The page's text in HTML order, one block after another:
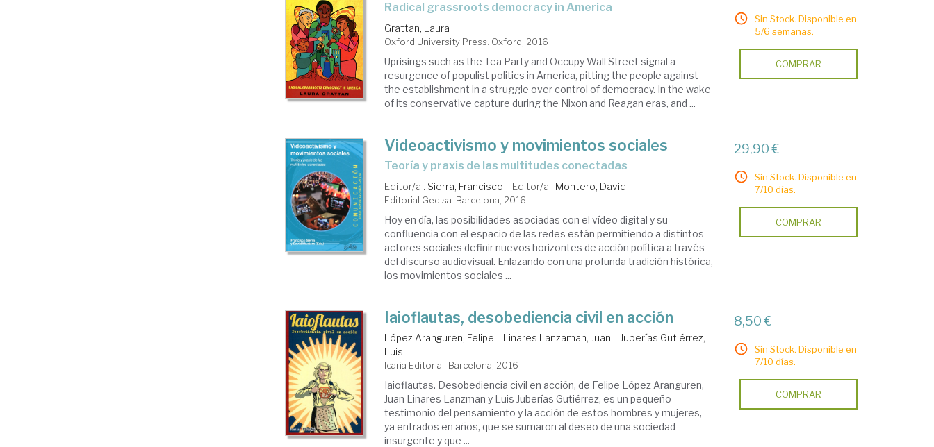
radical grassroots democracy in America
Grattan, Laura
Oxford University Press. Oxford, 2016
Uprisings such as the Tea Party and Occupy Wall Street signal a
resurgence of populist politics in America, pitting the people against
the establishment in a struggle over control of democracy. In the wake
of its conservative capture during the Nixon and Reagan eras, and ...
Sin Stock. Disponible en
5/6 semanas.
COMPRAR
Videoactivismo y movimientos sociales
teoría y praxis de las multitudes conectadas
Editor/a . Sierra, Francisco Editor/a . Montero, David
Editorial Gedisa. Barcelona, 2016
Hoy en día, las posibilidades asociadas con el vídeo digital y su
confluencia con el espacio de las redes están permitiendo a distintos
actores sociales definir nuevos horizontes de acción política a través
del discurso audiovisual. Enlazando con una profunda tradición histórica,
los movimientos sociales ...
29,90 €
Sin Stock. Disponible en
7/10 días.
COMPRAR
Iaioflautas, desobediencia civil en acción
López Aranguren, Felipe Linares Lanzaman, Juan
Juberías Gutiérrez,
Luis
Icaria Editorial. Barcelona, 2016
Iaioflautas. Desobediencia civil en acción, de Felipe López Aranguren,
Juan Linares Lanzman y Luis Juberías Gutiérrez, es un pequeño
testimonio del pensamiento y la acción de estos hombres y mujeres,
ya entrados en años, que se sumaron al deseo de una sociedad
insurgente y que ...
8,50 €
Sin Stock. Disponible en
7/10 días.
COMPRAR